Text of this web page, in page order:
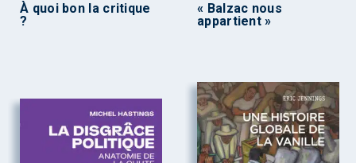
À quoi bon la critique
?
« Balzac nous
appartient »